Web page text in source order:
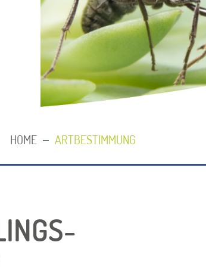
VERBÄNDE
ZERTIFIKAT
PARTNER
JOBS
HOME ARTBESTIMMUNG